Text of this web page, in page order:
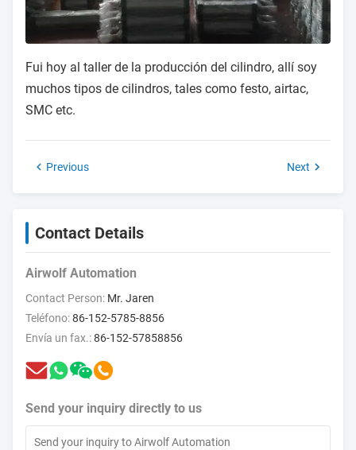
Fui hoy al taller de la producción del cilindro, allí soy
muchos tipos de cilindros, tales como festo, airtac,
SMC etc.
Previous Next
Contact Details
Airwolf Automation
Contact Person: Mr. Jaren
Teléfono:86-152-5785-8856
Envía un fax.:86-152-57858856
Send your inquiry directly to us